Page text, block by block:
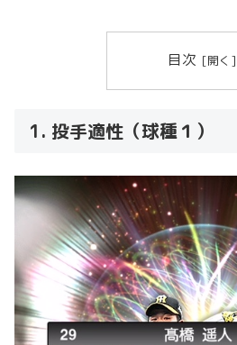
目次
1. 投手適性（球種１）